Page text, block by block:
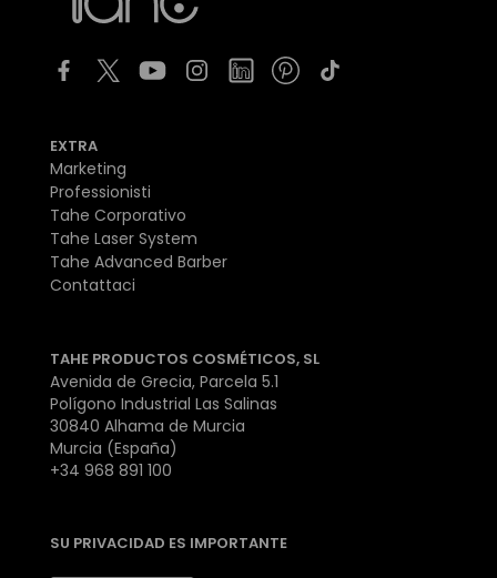
EXTRA
Marketing
Professionisti
Tahe Corporativo
Tahe Laser System
Tahe Advanced Barber
Contattaci
TAHE PRODUCTOS COSMÉTICOS, SL
Avenida de Grecia, Parcela 5.1
Polígono Industrial Las Salinas
30840 Alhama de Murcia
Murcia (España)
+34 968 891 100
SU PRIVACIDAD ES IMPORTANTE